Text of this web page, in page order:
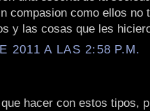
compasion como ellos no
y las cosas que les
2011 A LAS 2:58 P.M.
hacer con estos tipos,